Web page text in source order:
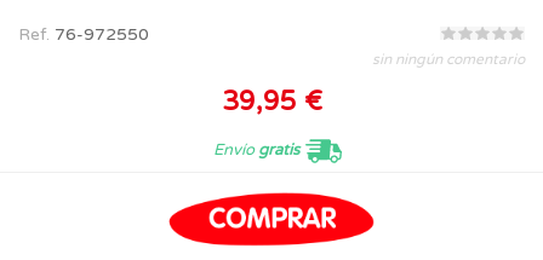
Ref. 76-972550
sin ningún comentario
39,95 €
Envíogratis